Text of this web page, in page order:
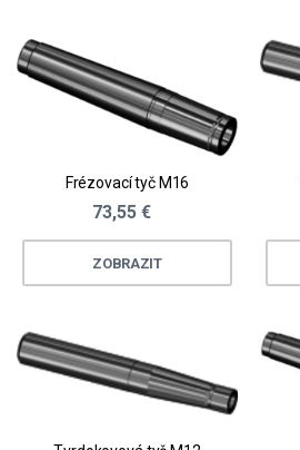
Frézovací tyč M16
73,55 €
ZOBRAZIT